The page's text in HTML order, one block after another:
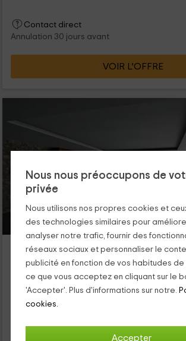
Nous nous préoccupons de
privée
Nous utilisons nos propres cookies et
des technologies similaires pour
analyser notre trafic, fournir des
réseaux sociaux et personnaliser le
publicité en fonction de vos habitudes de
ce que vous acceptez en cliquant sur le
'Accepter'. Plus d'informations sur notre.
cookies.
Accepter
Contact direct
Annulation 30 jours avant
VOIR L’OFFRE
Dolcet l ´Hotel
Logement situé à 4.9km de Estamariu
Alas, Lleida
0 opinions
Pour les chambres